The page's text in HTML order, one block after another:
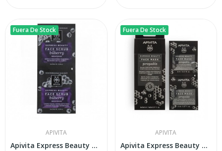
Fuera De Stock
APIVITA
Apivita Express Beauty Mascarilla Facial...
Fuera De Stock
APIVITA
Apivita Express Beauty Mascarilla Facial Negra...